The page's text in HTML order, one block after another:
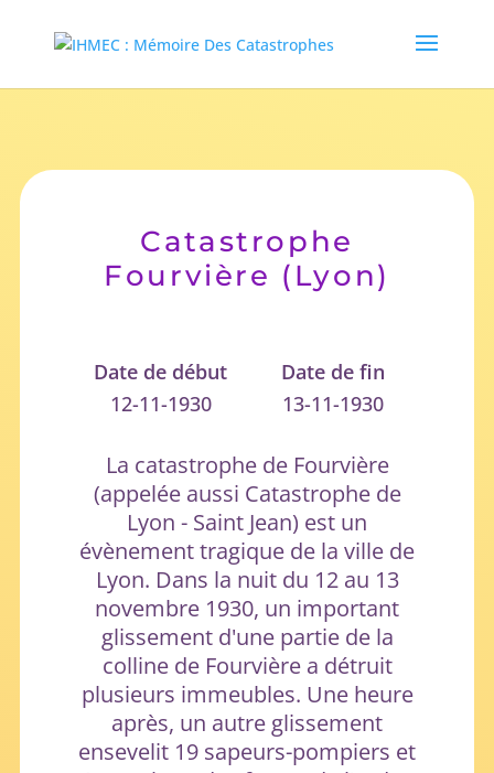
Catastrophe
Fourvière (Lyon)
Date de début
12-11-1930
Date de fin
13-11-1930
La catastrophe de Fourvière
(appelée aussi Catastrophe de
Lyon - Saint Jean) est un
évènement tragique de la ville de
Lyon. Dans la nuit du 12 au 13
novembre 1930, un important
glissement d'une partie de la
colline de Fourvière a détruit
plusieurs immeubles. Une heure
après, un autre glissement
ensevelit 19 sapeurs-pompiers et